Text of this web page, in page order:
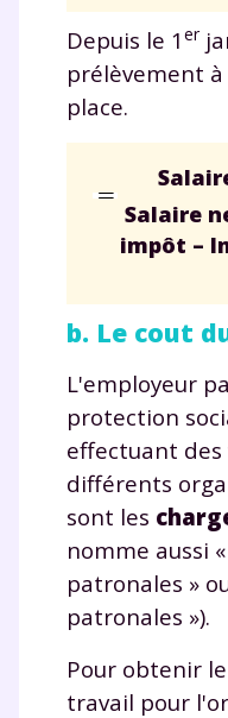
Depuis le 1 er
prélèvement
place.
Salaire
impôt –
b. Le cout
L'employeur
protection
effectuant des
différents
sont les
nomme aussi
patronales »
patronales »).
Pour obtenir
travail pour
Votre adresse e-
vous envoyer notre
désinscrire à tout
désinscription
en savoir plus sur la
personnelles et pour
notre